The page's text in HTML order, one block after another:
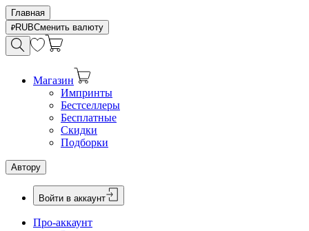
Главная
RUBСменить валюту
Магазин
Импринты
Бестселлеры
Бесплатные
Скидки
Подборки
Автору
Войти в аккаунт
Про-аккаунт